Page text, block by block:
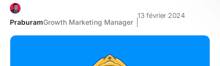
PraburamGrowth Marketing Manager
13 février 2024